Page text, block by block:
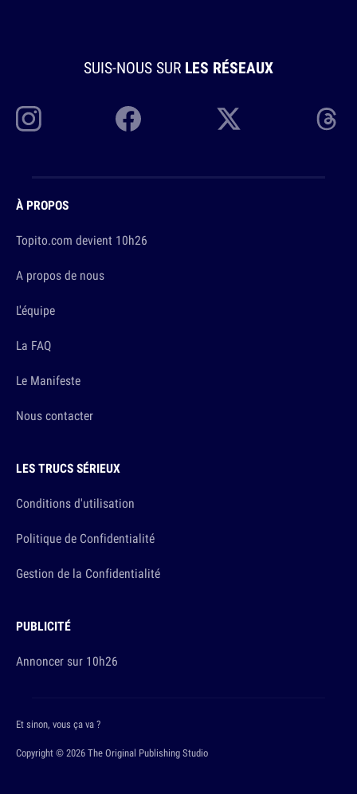
SUIS-NOUS SUR LES RÉSEAUX
À PROPOS
Topito.com devient 10h26
A propos de nous
L'équipe
La FAQ
Le Manifeste
Nous contacter
LES TRUCS SÉRIEUX
Conditions d'utilisation
Politique de Confidentialité
Gestion de la Confidentialité
PUBLICITÉ
Annoncer sur 10h26
Copyright © 2026 The Original Publishing Studio
Et sinon, vous ça va ?